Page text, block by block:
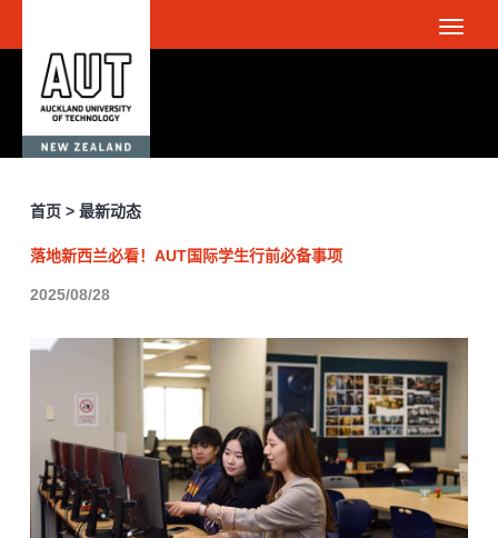
首页 > 最新动态
落地新西兰必看！AUT国际学生行前必备事项
2025/08/28